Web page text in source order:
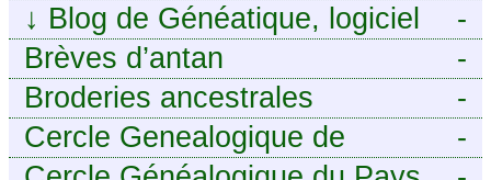
-
↓ Blog de Généatique, logiciel
de généalogie
-
Brèves d’antan
-
Broderies ancestrales
-
Cercle Genealogique de
l’Aveyron